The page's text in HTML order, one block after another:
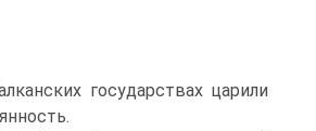
государствах царили